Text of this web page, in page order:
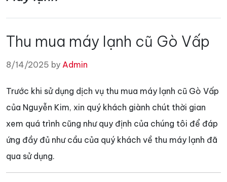
Thu mua máy lạnh cũ Gò Vấp
8/14/2025 by Admin
Trước khi sử dụng dịch vụ thu mua máy lạnh cũ Gò Vấp
của Nguyễn Kim, xin quý khách giành chút thời gian
xem quá trình cũng như quy định của chúng tôi để đáp
ứng đầy đủ như cầu của quý khách về thu máy lạnh đã
qua sử dụng.